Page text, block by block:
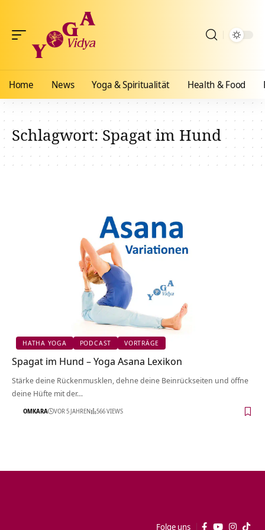
Home News Yoga & Spiritualität Health & Food
Schlagwort:Spagat im Hund
HATHA YOGA PODCAST VORTRÄGE
Spagat im Hund – Yoga Asana Lexikon
Stärke deine Rückenmusklen, dehne deine Beinrückseiten und öffne
deine Hüfte mit der…
OMKARA VOR 5 JAHREN 566 VIEWS
Folge uns